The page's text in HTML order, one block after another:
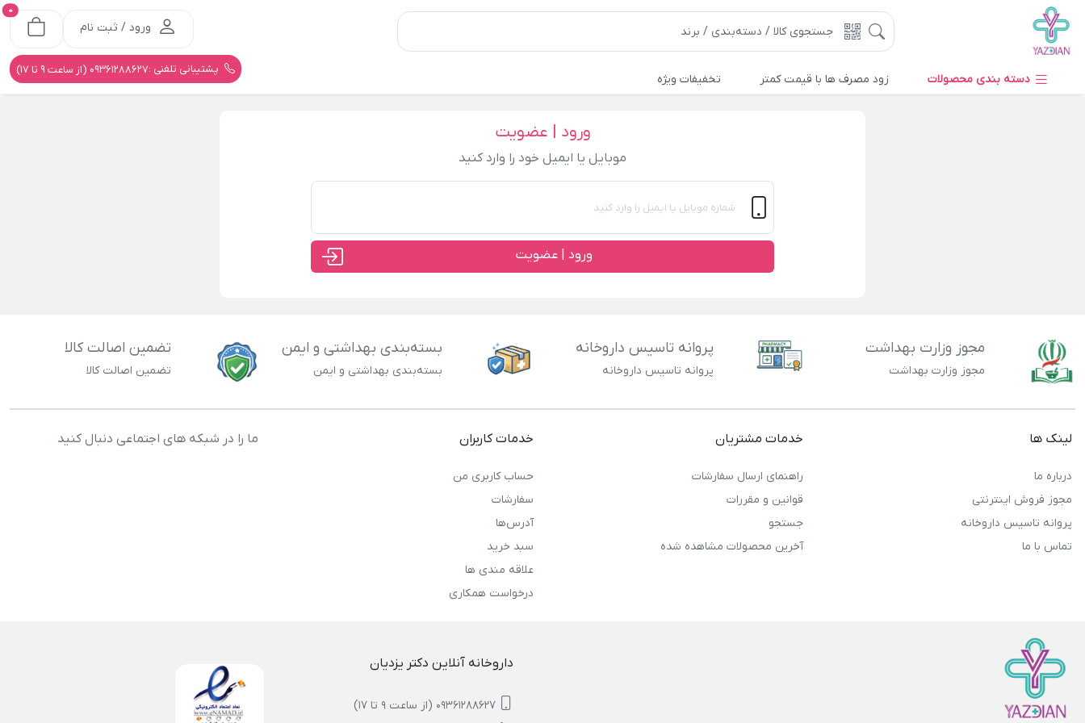
ورود / ثبت نام
0
پشتیبانی تلفنی :09361288627 (از ساعت 9 تا 17)
دسته بندی محصولات زود مصرف ها با قیمت کمتر تخفیفات ویژه
ورود | عضویت
موبایل یا ایمیل خود را وارد کنید
ورود | عضویت
مجوز وزارت بهداشت
مجوز وزارت بهداشت
پروانه تاسیس داروخانه
پروانه تاسیس داروخانه
بسته‌بندی بهداشتی و ایمن
بسته‌بندی بهداشتی و ایمن
تضمین اصالت کالا
تضمین اصالت کالا
لینک ها
درباره ما
مجوز فروش اینترنتی
پروانه تاسیس داروخانه
تماس با ما
خدمات مشتریان
راهنمای ارسال سفارشات
قوانین و مقررات
جستجو
آخرین محصولات مشاهده شده
خدمات کاربران
حساب کاربری من
سفارشات
آدرس‌ها
سبد خرید
علاقه مندی ها
درخواست همکاری
ما را در شبکه های اجتماعی دنبال کنید
داروخانه آنلاین دکتر یزدیان
09361288627 (از ساعت 9 تا 17)